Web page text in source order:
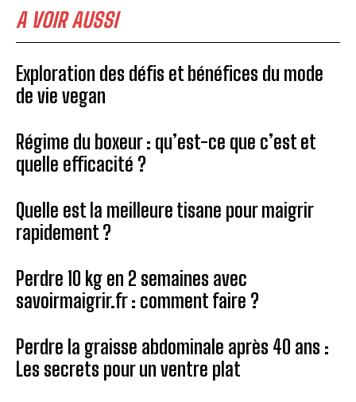
A VOIR AUSSI
Exploration des défis et bénéfices du mode
de vie vegan
Régime du boxeur : qu’est-ce que c’est et
quelle efficacité ?
Quelle est la meilleure tisane pour maigrir
rapidement ?
Perdre 10 kg en 2 semaines avec
savoirmaigrir.fr : comment faire ?
Perdre la graisse abdominale après 40 ans :
Les secrets pour un ventre plat